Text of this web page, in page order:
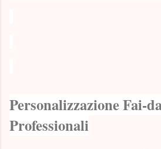
Personalizzazione Fai-
Professionali